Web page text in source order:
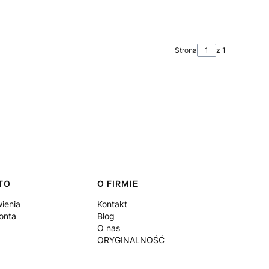
Strona z 1
O FIRMIE
Kontakt
Blog
O nas
ORYGINALNOŚĆ